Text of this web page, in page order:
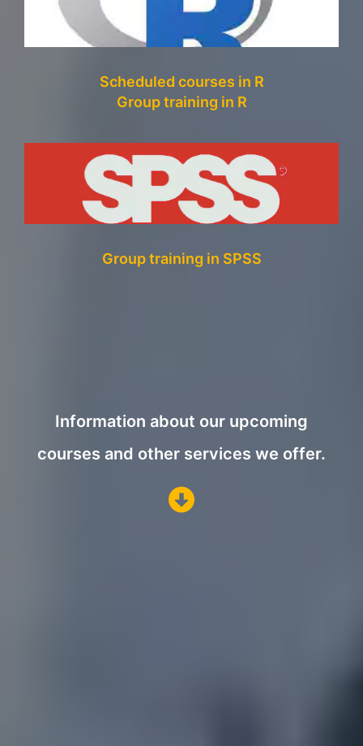
Scheduled courses in R
Group training in R
Group training in SPSS
Information about our upcoming
courses and other services we offer.